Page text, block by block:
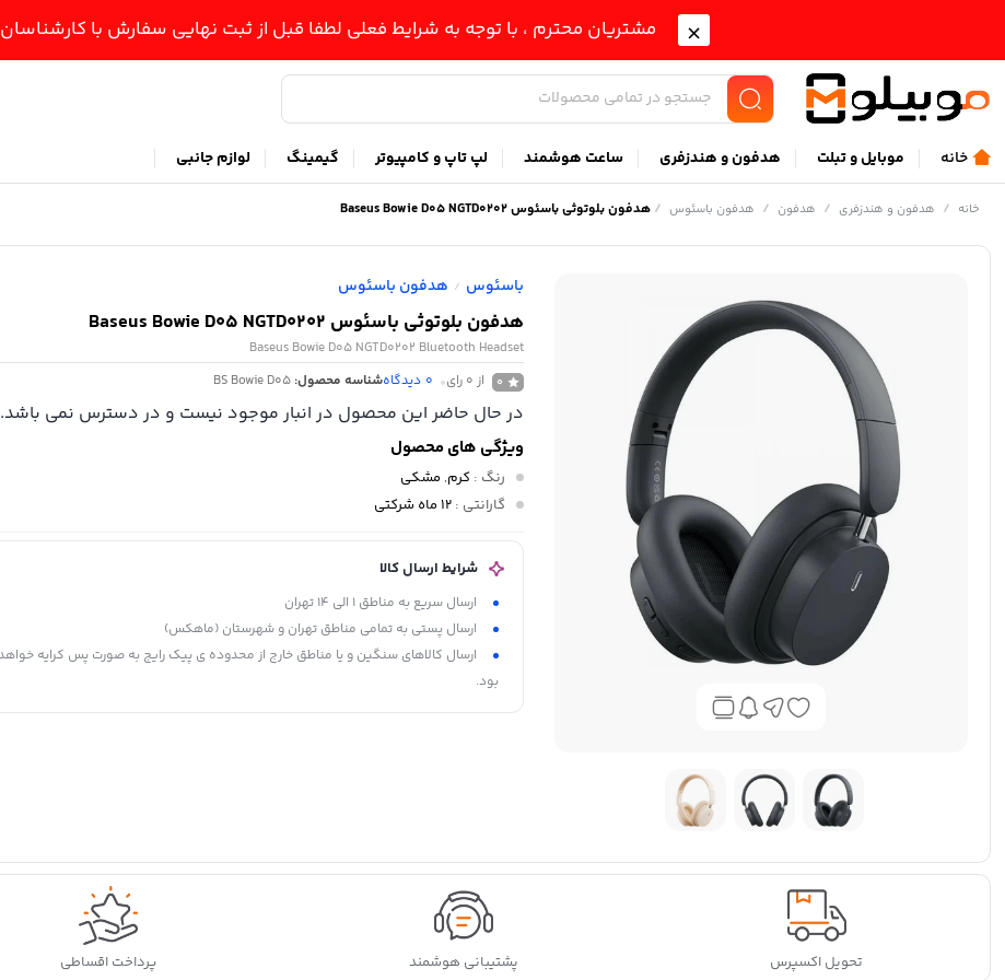
مشتریان محترم ، با توجه به شرایط فعلی لطفا قبل از ثبت نهایی سفارش با
خانه موبايل و تبلت هدفون و هندزفری ساعت هوشمند لپ تاپ و کامپیوتر گیمینگ لوازم جانبی
خانه / هدفون و هندزفری / هدفون / هدفون باسئوس /هدفون بلوتوثی باسئوس Baseus Bowie D05 NGTD0202
باسئوس / هدفون باسئوس
هدفون بلوتوثی باسئوس Baseus Bowie D05 NGTD0202
Baseus Bowie D05 NGTD0202 Bluetooth Headset
0 از 0 رای 0 دیدگاهشناسه محصول: BS Bowie D05
در حال حاضر این محصول در انبار موجود نیست و در دسترس نمی باشد.
ویژگی های محصول
رنگ : کرم, مشکی
گارانتی : 12 ماه شرکتی
شرایط ارسال کالا
ارسال سریع به مناطق 1 الی 14 تهران
ارسال پستی به تمامی مناطق تهران و شهرستان (ماهکس)
ارسال کالاهای سنگین و یا مناطق خارج از محدوده ی پیک رایج به صورت پس کرایه
بود.
تحویل اکسپرس پشتیبانی هوشمند پرداخت اقساطی